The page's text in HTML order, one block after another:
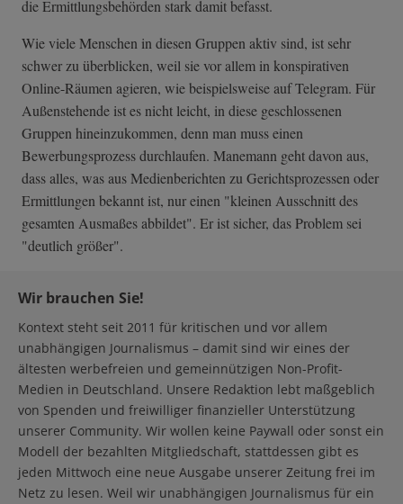
die Ermittlungsbehörden stark damit befasst.
Wie viele Menschen in diesen Gruppen aktiv sind, ist sehr
schwer zu überblicken, weil sie vor allem in konspirativen
Online-Räumen agieren, wie beispielsweise auf Telegram. Für
Außenstehende ist es nicht leicht, in diese geschlossenen
Gruppen hineinzukommen, denn man muss einen
Bewerbungsprozess durchlaufen. Manemann geht davon aus,
dass alles, was aus Medienberichten zu Gerichtsprozessen oder
Ermittlungen bekannt ist, nur einen "kleinen Ausschnitt des
gesamten Ausmaßes abbildet". Er ist sicher, das Problem sei
"deutlich größer".
Wir brauchen Sie!
Kontext steht seit 2011 für kritischen und vor allem
unabhängigen Journalismus – damit sind wir eines der
ältesten werbefreien und gemeinnützigen Non-Profit-
Medien in Deutschland. Unsere Redaktion lebt maßgeblich
von Spenden und freiwilliger finanzieller Unterstützung
unserer Community. Wir wollen keine Paywall oder sonst ein
Modell der bezahlten Mitgliedschaft, stattdessen gibt es
jeden Mittwoch eine neue Ausgabe unserer Zeitung frei im
Netz zu lesen. Weil wir unabhängigen Journalismus für ein